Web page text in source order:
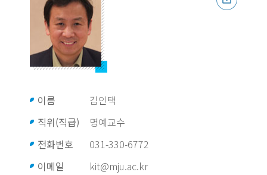
이름
김인택
직위(직급)
명예교수
전화번호
031-330-6772
이메일
kit@mju.ac.kr